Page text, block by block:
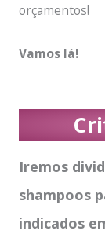
orçamentos!
Vamos lá!
Iremos
shampoos
indicados